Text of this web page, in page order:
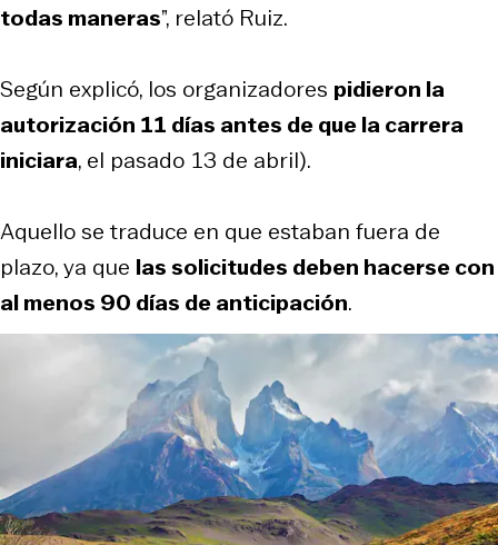
todas maneras”, relató Ruiz.
Según explicó, los organizadores pidieron la
autorización 11 días antes de que la carrera
iniciara, el pasado 13 de abril).
Aquello se traduce en que estaban fuera de
plazo, ya que las solicitudes deben hacerse con
al menos 90 días de anticipación.